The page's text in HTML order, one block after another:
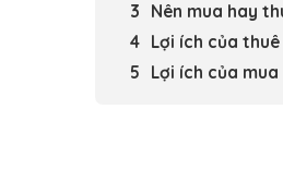
Nên mua hay
Lợi ích của thuê
Lợi ích của mua